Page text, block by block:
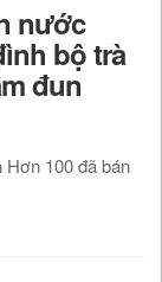
nước
bộ trà
đun
Hơn 100 đã bán